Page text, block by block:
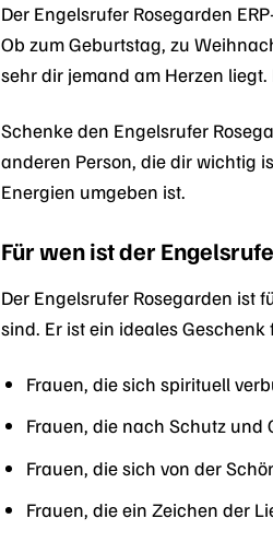
Der Engelsrufer Rosegarden
Ob zum Geburtstag, zu
sehr dir jemand am Herzen
Schenke den Engelsrufer
anderen Person, die dir wichtig
Energien umgeben ist.
Für wen ist der
Der Engelsrufer Rosegarden ist
sind. Er ist ein ideales Geschenk
Frauen, die sich spirituell
Frauen, die nach Schutz und
Frauen, die sich von der
Frauen, die ein Zeichen der